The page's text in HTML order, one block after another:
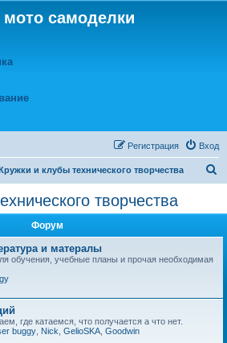
мото самоделки
Вход
Регистрация
и клубы технического творчества
творчества
Форум
и матералы
обучения, учебные планы и прочая необходимая
где катаемся, что получается а что нет.
buggy Nick GelioSKA Goodwin